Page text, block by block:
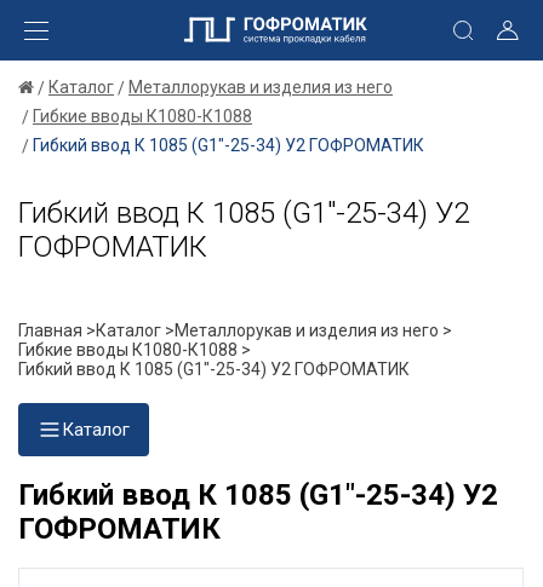
Каталог
Металлорукав и изделия из него
Гибкие вводы К1080-К1088
Гибкий ввод К 1085 (G1"-25-34) У2 ГОФРОМАТИК
Гибкий ввод К 1085 (G1"-25-34) У2
ГОФРОМАТИК
Главная >Каталог >Металлорукав и изделия из него >
Гибкие вводы К1080-К1088 >
Гибкий ввод К 1085 (G1"-25-34) У2 ГОФРОМАТИК
Каталог
Гибкий ввод К 1085 (G1"-25-34) У2
ГОФРОМАТИК